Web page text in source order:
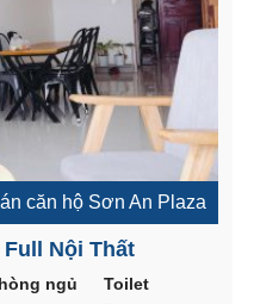
căn hộ Sơn An Plaza
Nội Thất
ngủ
Toilet